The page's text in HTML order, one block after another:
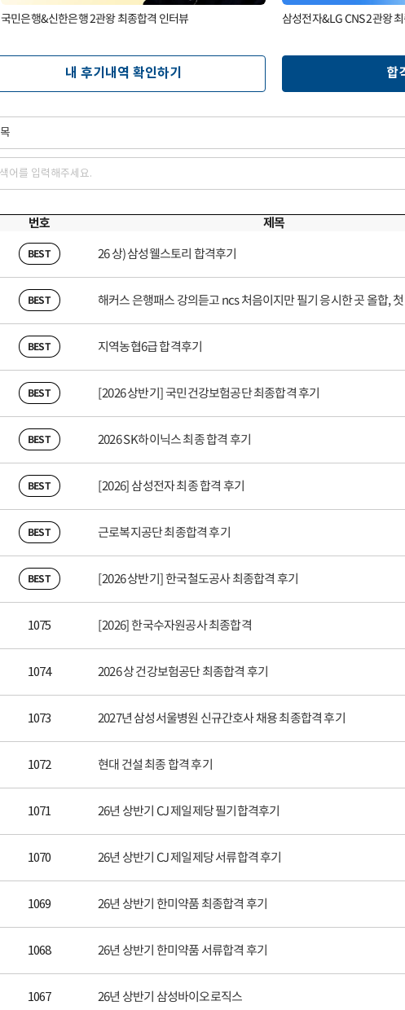
국민은행&신한은행 2관왕 최종합격 인터뷰 삼성전자&LG CNS 2관왕
내 후기내역 확인하기 합
번호 제목
BEST 26 상) 삼성웰스토리 합격후기
BEST
BEST 지역농협6급 합격후기
BEST [2026 상반기] 국민건강보험공단 최종합격 후기
BEST 2026 SK하이닉스 최종 합격 후기
BEST [2026] 삼성전자 최종 합격 후기
BEST 근로복지공단 최종합격 후기
BEST [2026 상반기] 한국철도공사 최종합격 후기
1075 [2026] 한국수자원공사 최종합격
1074 2026 상 건강보험공단 최종합격 후기
1073 2027년 삼성서울병원 신규간호사 채용 최종합격 후기
1072 현대 건설 최종 합격 후기
1071 26년 상반기 CJ 제일제당 필기합격후기
1070 26년 상반기 CJ 제일제당 서류합격 후기
1069 26년 상반기 한미약품 최종합격 후기
1068 26년 상반기 한미약품 서류합격 후기
1067 26년 상반기 삼성바이오로직스